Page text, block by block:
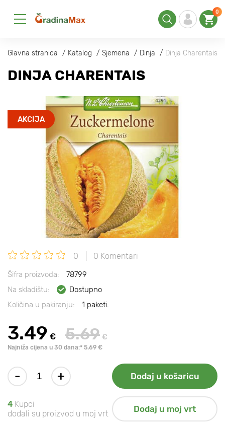
0
Glavna stranica Katalog Sjemena Dinja Dinja Charentais
DINJA CHARENTAIS
AKCIJA
0 0 Komentari
Šifra proizvoda:
78799
Na skladištu:
Dostupno
Količina u pakiranju:
1 paketi.
3.49 € 5.69 €
Najniža cijena u 30 dana:* 5.69 €
- + Dodaj u košaricu
4 Kupci
dodali su proizvod u moj vrt
Dodaj u moj vrt